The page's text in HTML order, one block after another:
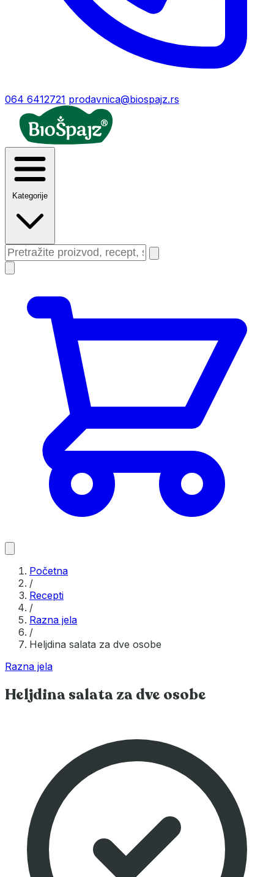
064 6412721 prodavnica@biospajz.rs
Kategorije
Početna
/
Recepti
/
Razna jela
/
Heljdina salata za dve osobe
Razna jela
Heljdina salata za dve osobe